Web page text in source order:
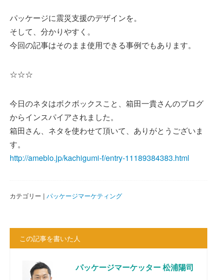
パッケージに震災支援のデザインを。
そして、分かりやすく。
今回の記事はそのまま使用できる事例でもあります。
☆☆☆
今日のネタはボクボックスこと、箱田一貴さんのブログ
からインスパイアされました。
箱田さん、ネタを使わせて頂いて、ありがとうございま
す。
http://ameblo.jp/kachigumi-f/entry-11189384383.html
カテゴリー | パッケージマーケティング
この記事を書いた人
パッケージマーケッター 松浦陽司